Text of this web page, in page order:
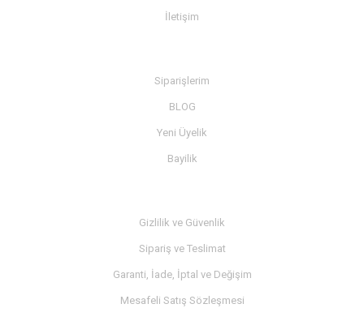
İletişim
Siparişlerim
BLOG
Yeni Üyelik
Bayilik
Gizlilik ve Güvenlik
Sipariş ve Teslimat
Garanti, İade, İptal ve Değişim
Mesafeli Satış Sözleşmesi